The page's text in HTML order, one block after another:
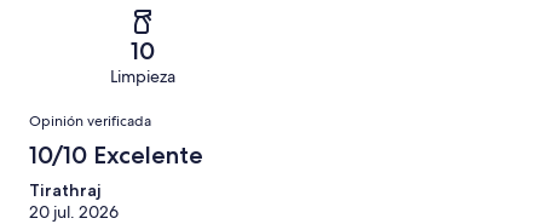
10
Limpieza
Opiniones
Opinión verificada
10/10 Excelente
Tirathraj
20 jul. 2026